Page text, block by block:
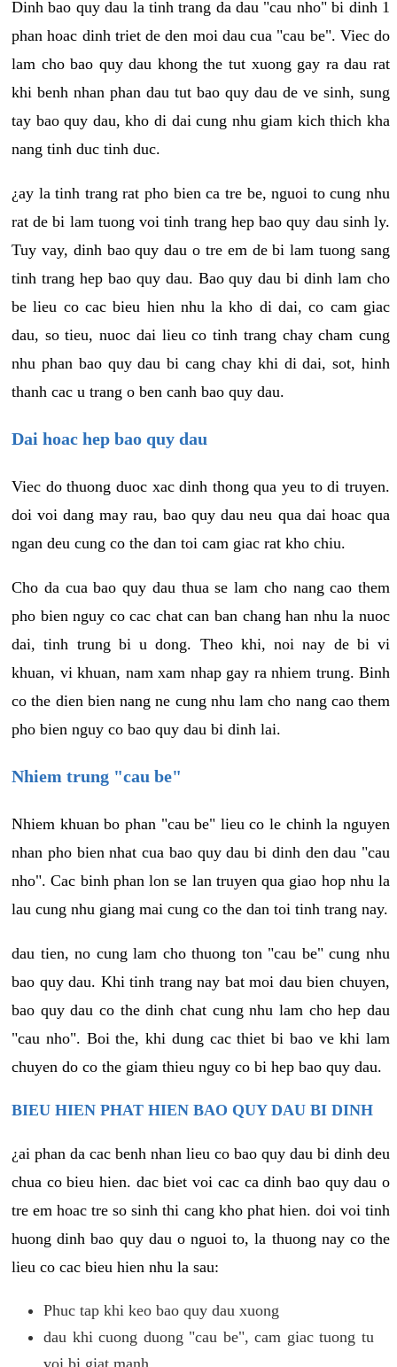
Dinh bao quy dau la tinh trang da dau "cau nho" bi dinh 1
phan hoac dinh triet de den moi dau cua "cau be". Viec do
lam cho bao quy dau khong the tut xuong gay ra dau rat
khi benh nhan phan dau tut bao quy dau de ve sinh, sung
tay bao quy dau, kho di dai cung nhu giam kich thich kha
nang tinh duc tinh duc.
¿ay la tinh trang rat pho bien ca tre be, nguoi to cung nhu
rat de bi lam tuong voi tinh trang hep bao quy dau sinh ly.
Tuy vay, dinh bao quy dau o tre em de bi lam tuong sang
tinh trang hep bao quy dau. Bao quy dau bi dinh lam cho
be lieu co cac bieu hien nhu la kho di dai, co cam giac
dau, so tieu, nuoc dai lieu co tinh trang chay cham cung
nhu phan bao quy dau bi cang chay khi di dai, sot, hinh
thanh cac u trang o ben canh bao quy dau.
Dai hoac hep bao quy dau
Viec do thuong duoc xac dinh thong qua yeu to di truyen.
doi voi dang may rau, bao quy dau neu qua dai hoac qua
ngan deu cung co the dan toi cam giac rat kho chiu.
Cho da cua bao quy dau thua se lam cho nang cao them
pho bien nguy co cac chat can ban chang han nhu la nuoc
dai, tinh trung bi u dong. Theo khi, noi nay de bi vi
khuan, vi khuan, nam xam nhap gay ra nhiem trung. Binh
co the dien bien nang ne cung nhu lam cho nang cao them
pho bien nguy co bao quy dau bi dinh lai.
Nhiem trung "cau be"
Nhiem khuan bo phan "cau be" lieu co le chinh la nguyen
nhan pho bien nhat cua bao quy dau bi dinh den dau "cau
nho". Cac binh phan lon se lan truyen qua giao hop nhu la
lau cung nhu giang mai cung co the dan toi tinh trang nay.
dau tien, no cung lam cho thuong ton "cau be" cung nhu
bao quy dau. Khi tinh trang nay bat moi dau bien chuyen,
bao quy dau co the dinh chat cung nhu lam cho hep dau
"cau nho". Boi the, khi dung cac thiet bi bao ve khi lam
chuyen do co the giam thieu nguy co bi hep bao quy dau.
BIEU HIEN PHAT HIEN BAO QUY DAU BI DINH
¿ai phan da cac benh nhan lieu co bao quy dau bi dinh deu
chua co bieu hien. dac biet voi cac ca dinh bao quy dau o
tre em hoac tre so sinh thi cang kho phat hien. doi voi tinh
huong dinh bao quy dau o nguoi to, la thuong nay co the
lieu co cac bieu hien nhu la sau:
Phuc tap khi keo bao quy dau xuong
dau khi cuong duong "cau be", cam giac tuong tu